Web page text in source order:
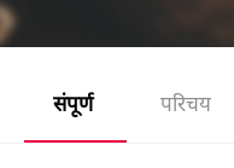
संपूर्ण परिचय